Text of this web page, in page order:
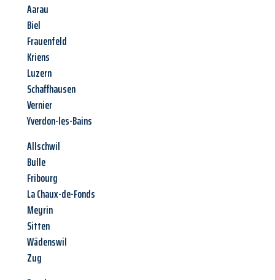
Aarau
Biel
Frauenfeld
Kriens
Luzern
Schaffhausen
Vernier
Yverdon-les-Bains
Allschwil
Bulle
Fribourg
La Chaux-de-Fonds
Meyrin
Sitten
Wädenswil
Zug